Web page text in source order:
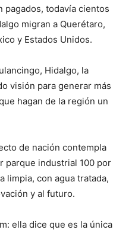
pagados, todavía cientos
migran a Querétaro,
y Estados Unidos.
Hidalgo, la
visión para generar más
hagan de la región un
de nación contempla
parque industrial 100 por
limpia, con agua tratada,
y al futuro.
ella dice que es la única